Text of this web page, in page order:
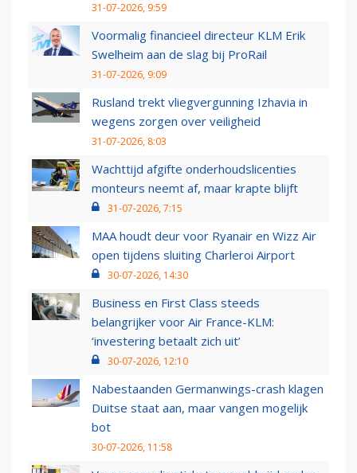
31-07-2026, 9:59
Voormalig financieel directeur KLM Erik
Swelheim aan de slag bij ProRail
31-07-2026, 9:09
Rusland trekt vliegvergunning Izhavia in
wegens zorgen over veiligheid
31-07-2026, 8:03
Wachttijd afgifte onderhoudslicenties
monteurs neemt af, maar krapte blijft
31-07-2026, 7:15
MAA houdt deur voor Ryanair en Wizz Air
open tijdens sluiting Charleroi Airport
30-07-2026, 14:30
Business en First Class steeds
belangrijker voor Air France-KLM:
‘investering betaalt zich uit’
30-07-2026, 12:10
Nabestaanden Germanwings-crash klagen
Duitse staat aan, maar vangen mogelijk
bot
30-07-2026, 11:58